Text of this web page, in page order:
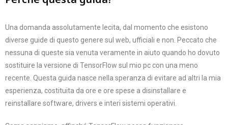
Una domanda assolutamente lecita, dal momento che esistono
diverse guide di questo genere sul web, ufficiali e non. Peccato che
nessuna di queste sia venuta veramente in aiuto quando ho dovuto
sostituire la versione di TensorFlow sul mio pc con una meno
recente. Questa guida nasce nella speranza di evitare ad altri la mia
esperienza, costituita da ore e ore spese a disinstallare e
reinstallare software, drivers e interi sistemi operativi.